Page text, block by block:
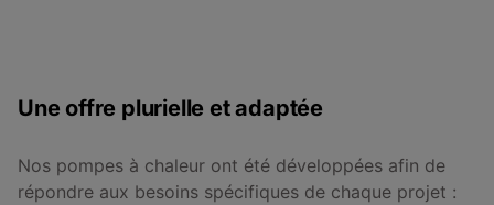
Une offre plurielle et adaptée
Nos pompes à chaleur ont été développées afin de
répondre aux besoins spécifiques de chaque projet :